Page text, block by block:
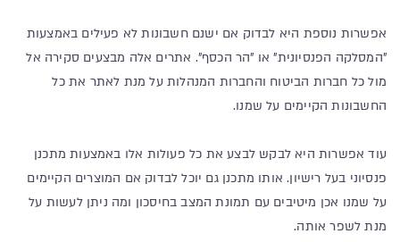
אפשרות נוספת היא לבדוק אם ישנם חשבונות לא פעילים באמצעות
"המסלקה הפנסיונית" או "הר הכסף". אתרים אלה מבצעים סקירה אל
מול כל חברות הביטוח והחברות המנהלות על מנת לאתר את כל
החשבונות הקיימים על שמנו.
עוד אפשרות היא לבקש לבצע את כל פעולות אלו באמצעות מתכנן
פנסיוני בעל רישיון. אותו מתכנן גם יוכל לבדוק אם המוצרים הקיימים
על שמנו אכן מיטיבים עם תמונת המצב בחיסכון ומה ניתן לעשות על
מנת לשפר אותה.